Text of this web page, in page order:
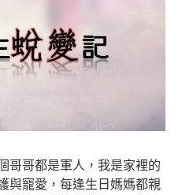
哥哥都是軍人，我是家裡的
與寵愛，每逢生日媽媽都親